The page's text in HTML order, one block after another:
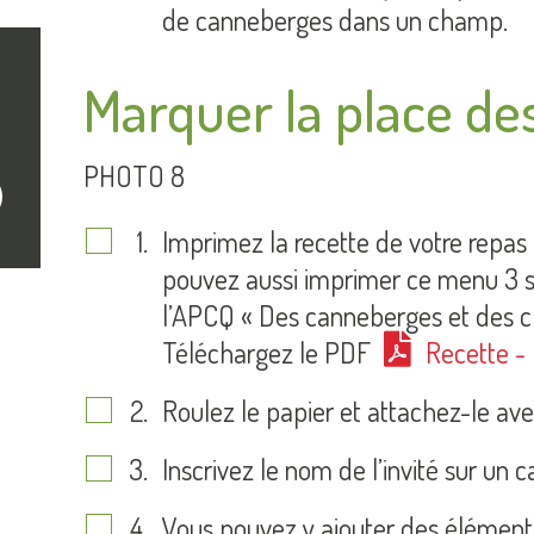
de canneberges dans un champ.
Marquer la place
PHOTO 8
Imprimez la recette de votre
pouvez aussi imprimer ce menu 3
l’APCQ « Des canneberges et des
Téléchargez le PDF
Recette -
Roulez le papier et attachez-le
Inscrivez le nom de l’invité sur un